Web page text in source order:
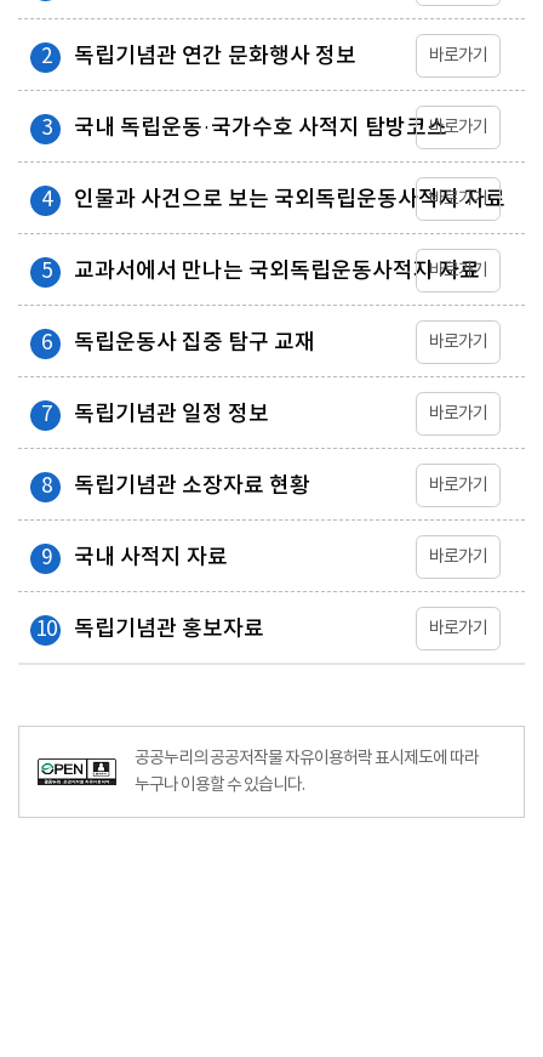
2 독립기념관 연간 문화행사 정보 바로가기
3 국내 독립운동·국가수호 사적지 탐방코스바로가기
4 인물과 사건으로 보는 국외독립운동사적지 자료
바로가기
5 교과서에서 만나는 국외독립운동사적지 자료
바로가기
6 독립운동사 집중 탐구 교재 바로가기
7 독립기념관 일정 정보 바로가기
8 독립기념관 소장자료 현황 바로가기
9 국내 사적지 자료 바로가기
10 독립기념관 홍보자료 바로가기
공공누리의 공공저작물 자유이용허락 표시제도에 따라
누구나 이용할 수 있습니다.